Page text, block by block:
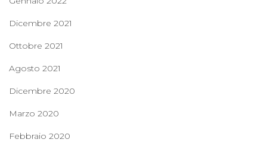
Dicembre 2021
Ottobre 2021
Agosto 2021
Dicembre 2020
Marzo 2020
Febbraio 2020